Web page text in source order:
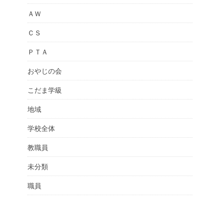
ＡＷ
ＣＳ
ＰＴＡ
おやじの会
こだま学級
地域
学校全体
教職員
未分類
職員